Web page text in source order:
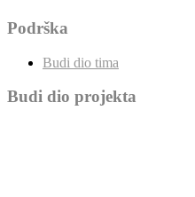
Podrška
Budi dio tima
Budi dio projekta